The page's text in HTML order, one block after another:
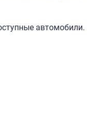
автомобили.